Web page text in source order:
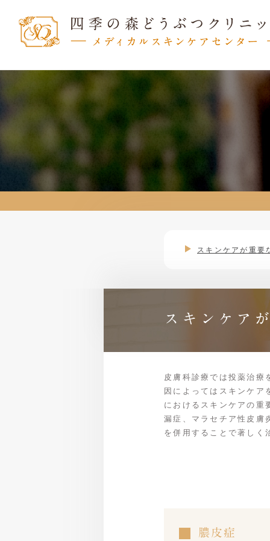
スキンケアが重要
スキンケア
皮膚科診療では投薬治療
因によってはスキンケア
におけるスキンケアの重
漏症、マラセチア性皮膚
を併用することで著し
膿皮症